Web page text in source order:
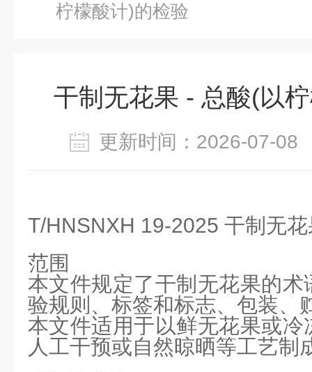
柠檬酸计)的检验
干制无花果 - 总酸(以
更新时间：2026-07-
T/HNSNXH 19-2025 干制无
范围
本文件规定了干制无花果的
验规则、标签和标志、包装、
本文件适用于以鲜无花果或
人工干预或自然晾晒等工艺制